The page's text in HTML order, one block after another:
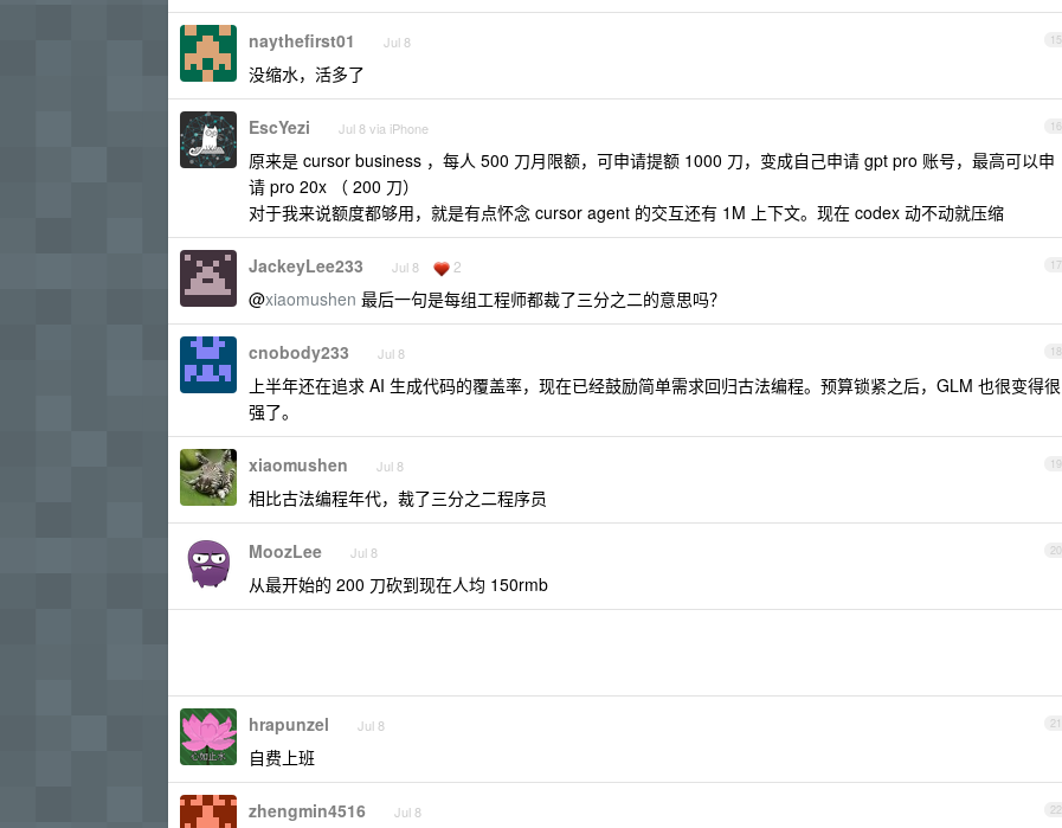
15
naythefirst01 Jul 8
没缩水，活多了
16
EscYezi Jul 8 via iPhone
原来是 cursor business ，每人 500 刀月限额，可申请提额 1000 刀，变成自己申请 gpt pro 账号，最高可以申
请 pro 20x （ 200 刀）
对于我来说额度都够用，就是有点怀念 cursor agent 的交互还有 1M 上下文。现在 codex 动不动就压缩
17
JackeyLee233 Jul 8 2
@xiaomushen 最后一句是每组工程师都裁了三分之二的意思吗？
18
cnobody233 Jul 8
上半年还在追求 AI 生成代码的覆盖率，现在已经鼓励简单需求回归古法编程。预算锁紧之后，GLM 也很变得很
强了。
19
xiaomushen Jul 8
相比古法编程年代，裁了三分之二程序员
20
MoozLee Jul 8
从最开始的 200 刀砍到现在人均 150rmb
21
hrapunzel Jul 8
自费上班
22
zhengmin4516 Jul 8